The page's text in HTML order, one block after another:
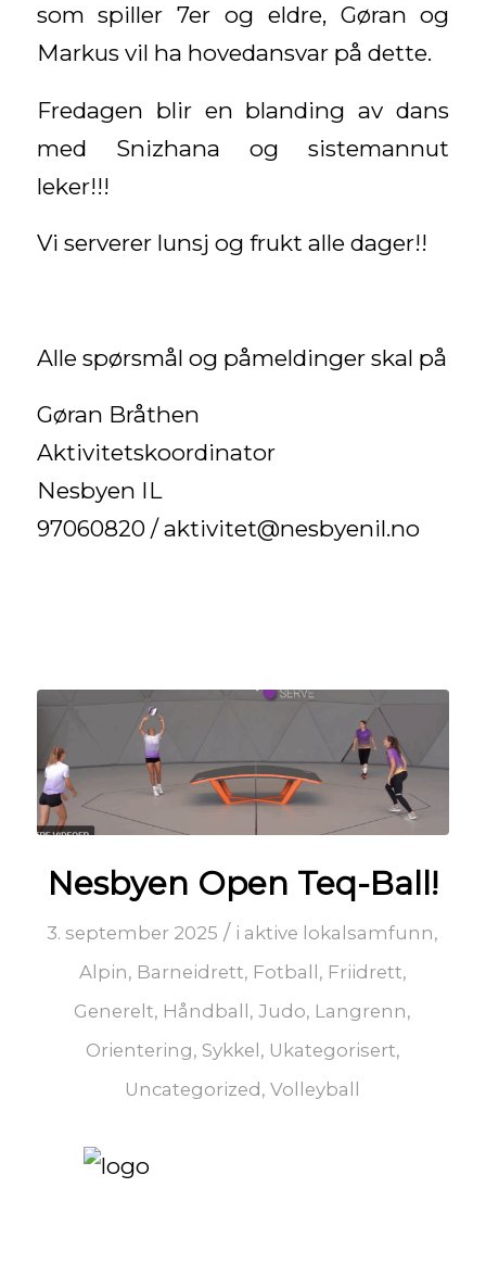
som spiller 7er og eldre, Gøran og
Markus vil ha hovedansvar på dette.
Fredagen blir en blanding av dans
med Snizhana og sistemannut
leker!!!
Vi serverer lunsj og frukt alle dager!!
Alle spørsmål og påmeldinger skal på
Gøran Bråthen
Aktivitetskoordinator
Nesbyen IL
97060820 / aktivitet@nesbyenil.no
Nesbyen Open Teq-Ball!
3. september 2025 / i aktive lokalsamfunn,
Alpin, Barneidrett, Fotball, Friidrett,
Generelt, Håndball,Judo, Langrenn,
Orientering, Sykkel, Ukategorisert,
Uncategorized,Volleyball